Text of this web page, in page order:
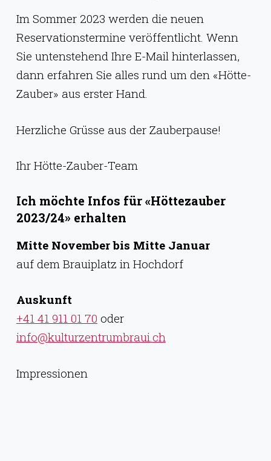
Im Sommer 2023 werden die neuen
Reservationstermine veröffentlicht. Wenn
Sie untenstehend Ihre E-Mail hinterlassen,
dann erfahren Sie alles rund um den «Hötte-
Zauber» aus erster Hand.
Herzliche Grüsse aus der Zauberpause!
Ihr Hötte-Zauber-Team
Ich möchte Infos für «Höttezauber
2023/24» erhalten
Mitte November bis Mitte Januar
auf dem Brauiplatz in Hochdorf
Auskunft
+41 41 911 01 70 oder
info@kulturzentrumbraui.ch
Impressionen